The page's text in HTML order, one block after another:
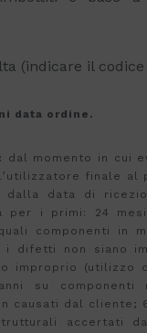
(indicare il
data ordine.
dal momento in cui
finale al
dalla data di
per i primi: 24
componenti in
i difetti non siano
improprio (utilizzo
su
causati dal cliente;
accertati